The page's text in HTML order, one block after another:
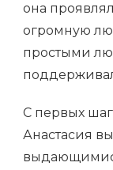
она
огромную
простыми
С первых
Анастасия